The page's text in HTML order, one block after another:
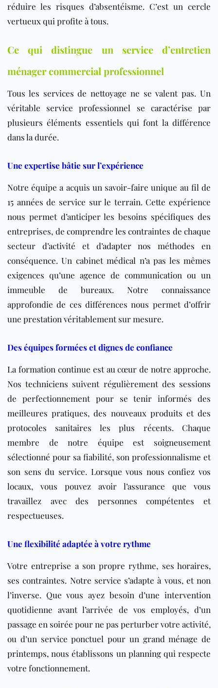
réduire les risques d’absentéisme. C’est un cercle
vertueux qui profite à tous.
Ce qui distingue un service d’entretien
ménager commercial professionnel
Tous les services de nettoyage ne se valent pas. Un
véritable service professionnel se caractérise par
plusieurs éléments essentiels qui font la différence
dans la durée.
Une expertise bâtie sur l’expérience
Notre équipe a acquis un savoir-faire unique au fil de
15 années de service sur le terrain. Cette expérience
nous permet d’anticiper les besoins spécifiques des
entreprises, de comprendre les contraintes de chaque
secteur d’activité et d’adapter nos méthodes en
conséquence. Un cabinet médical n’a pas les mêmes
exigences qu’une agence de communication ou un
immeuble de bureaux. Notre connaissance
approfondie de ces différences nous permet d’offrir
une prestation véritablement sur mesure.
Des équipes formées et dignes de confiance
La formation continue est au cœur de notre approche.
Nos techniciens suivent régulièrement des sessions
de perfectionnement pour se tenir informés des
meilleures pratiques, des nouveaux produits et des
protocoles sanitaires les plus récents. Chaque
membre de notre équipe est soigneusement
sélectionné pour sa fiabilité, son professionnalisme et
son sens du service. Lorsque vous nous confiez vos
locaux, vous pouvez avoir l’assurance que vous
travaillez avec des personnes compétentes et
respectueuses.
Une flexibilité adaptée à votre rythme
Votre entreprise a son propre rythme, ses horaires,
ses contraintes. Notre service s’adapte à vous, et non
l’inverse. Que vous ayez besoin d’une intervention
quotidienne avant l’arrivée de vos employés, d’un
passage en soirée pour ne pas perturber votre activité,
ou d’un service ponctuel pour un grand ménage de
printemps, nous établissons un planning qui respecte
votre fonctionnement.